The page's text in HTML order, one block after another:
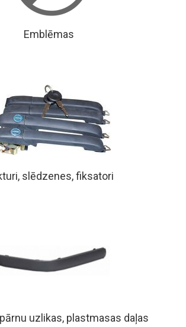
Emblēmas
slēdzenes, fiksatori
uzlikas, plastmasas daļas